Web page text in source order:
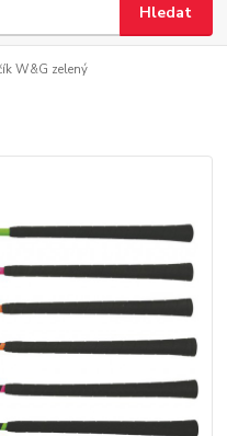
Hledat
W&G zelený